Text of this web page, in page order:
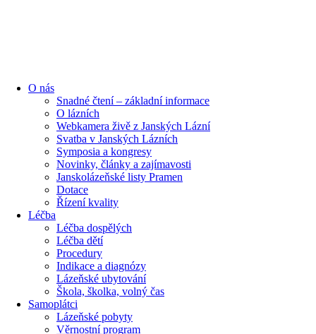
O nás
Snadné čtení – základní informace
O lázních
Webkamera živě z Janských Lázní
Svatba v Janských Lázních
Symposia a kongresy
Novinky, články a zajímavosti
Janskolázeňské listy Pramen
Dotace
Řízení kvality
Léčba
Léčba dospělých
Léčba dětí
Procedury
Indikace a diagnózy
Lázeňské ubytování
Škola, školka, volný čas
Samoplátci
Lázeňské pobyty
Věrnostní program